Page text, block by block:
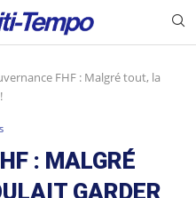
FHF : Malgré tout, la
: MALGRÉ
GARDER